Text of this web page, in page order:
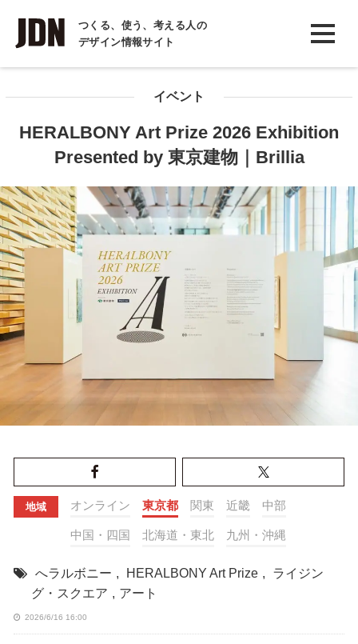
つくる、使う、考える人の
デザイン情報サイト
INTERVIEW
インタビュー
COLUMN
イベント
HERALBONY Art Prize 2026 Exhibition
Presented by 東京建物｜Brillia
地域 オンライン 東京都 関東 近畿 中部
中国・四国 北海道・東北 九州・沖縄
へラルボニー , HERALBONY Art Prize ,
ライジン
グ・スクエア , アート
2026/6/16 16:00